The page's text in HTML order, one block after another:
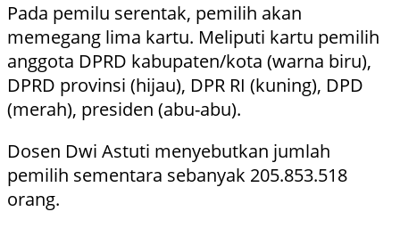
Pada pemilu serentak, pemilih akan
memegang lima kartu. Meliputi kartu pemilih
anggota DPRD kabupaten/kota (warna biru),
DPRD provinsi (hijau), DPR RI (kuning), DPD
(merah), presiden (abu-abu).
Dosen Dwi Astuti menyebutkan jumlah
pemilih sementara sebanyak 205.853.518
orang.